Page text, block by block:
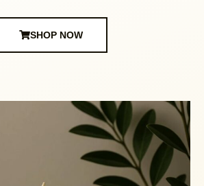
SHOP NOW